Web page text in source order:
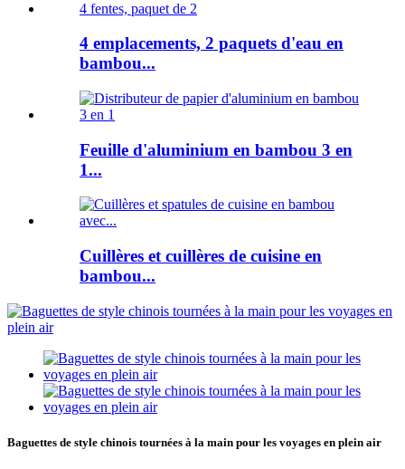
4 emplacements, 2 paquets d'eau en
bambou...
Feuille d'aluminium en bambou 3 en
1...
Cuillères et cuillères de cuisine en
bambou...
Baguettes de style chinois tournées à la main pour les voyages en plein air